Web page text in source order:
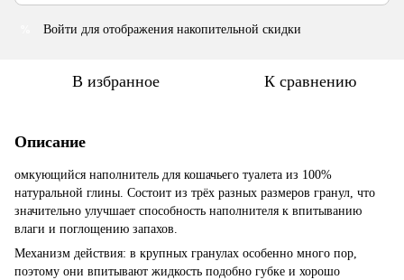
Войти для отображения накопительной скидки
В избранное К сравнению
Описание
омкующийся наполнитель для кошачьего туалета из 100%
натуральной глины. Состоит из трёх разных размеров гранул, что
значительно улучшает способность наполнителя к впитыванию
влаги и поглощению запахов.
Механизм действия: в крупных гранулах особенно много пор,
поэтому они впитывают жидкость подобно губке и хорошо